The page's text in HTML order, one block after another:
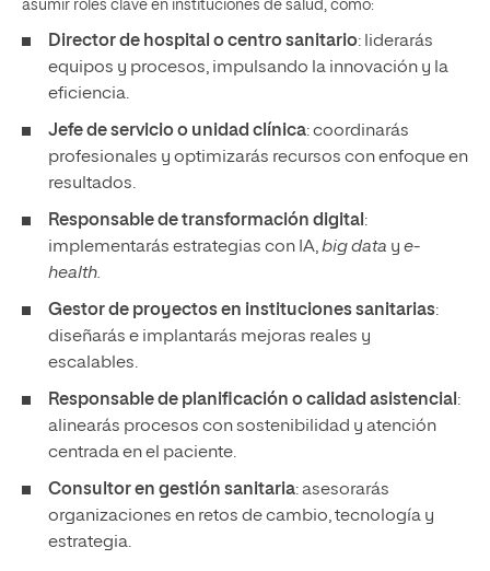
asumir roles clave en instituciones de salud, como:
Director de hospital o centro sanitario: liderarás
equipos y procesos, impulsando la innovación y la
eficiencia.
Jefe de servicio o unidad clínica: coordinarás
profesionales y optimizarás recursos con enfoque en
resultados.
Responsable de transformación digital :
implementarás estrategias con IA,big data y e-
health.
Gestor de proyectos en instituciones sanitarias:
diseñarás e implantarás mejoras reales y
escalables.
Responsable de planificación o calidad asistencial :
alinearás procesos con sostenibilidad y atención
centrada en el paciente.
Consultor en gestión sanitaria: asesorarás
organizaciones en retos de cambio, tecnología y
estrategia.